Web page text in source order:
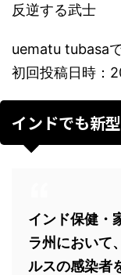
反逆する武士
uematu tubasaで
初回投稿日時：
インドでも新
インド保健・
ラ州において
ルスの感染者